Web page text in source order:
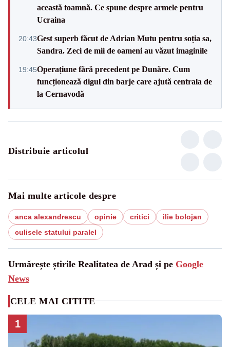
această toamnă. Ce spune despre armele pentru
Ucraina
20:43Gest superb făcut de Adrian Mutu pentru soția sa,
Sandra. Zeci de mii de oameni au văzut imaginile
19:45Operațiune fără precedent pe Dunăre. Cum
funcționează digul din barje care ajută centrala de
la Cernavodă
Distribuie articolul
Mai multe articole despre
anca alexandrescu opinie critici
ilie bolojan
culisele statului paralel
Urmărește știrile Realitatea de Arad și pe Google
News
CELE MAI CITITE
1